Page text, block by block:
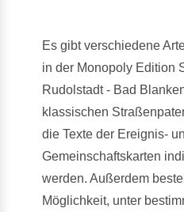
Es gibt verschiedene
in der Monopoly Edition
Rudolstadt - Bad
klassischen
die Texte der Ereignis-
Gemeinschaftskarten
werden. Außerdem
Möglichkeit, unter